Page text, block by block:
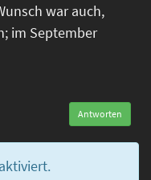
war auch,
im September
Antworten